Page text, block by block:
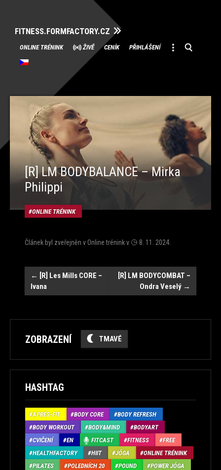
FITNESS.FORMFACTORY.CZ
Přeskočit
na
obsah
ONLINE TRÉNINK ŽIVĚ CENÍK PŘIHLÁŠENÍ
[R] LM BODYBALANCE – Mirka
Philippi
ONLINE TRÉNINK
Článek byl zveřejněn vOnline tréninkv 8. 11. 2024
Navigace
← [R] Les Mills CORE –
Ivana
[R] LM BODYCOMBAT –
Ondra Veselý →
ZOBRAZENÍ TMAVÉ
HASHTAG
APRÉS-FIT BODY CORE
BODY REFRESH
BODY WORKOUT
BODY&MIND
BODYART
CVIČENÍ
EN FITCAST FITNESS
FREE
HEALTHFACTORY
HIIT JÓGA
ONLINE TRÉNINK
PILATES
POLEDNÍCH 20 POUND
POWER JÓGA